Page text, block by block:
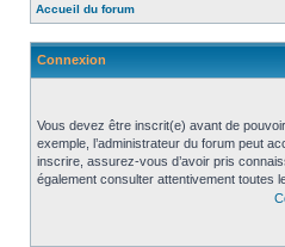
Accueil du forum
Connexion
Vous devez être inscrit(e) avant de
exemple, l’administrateur du forum peut
inscrire, assurez-vous d’avoir pris
également consulter attentivement toutes